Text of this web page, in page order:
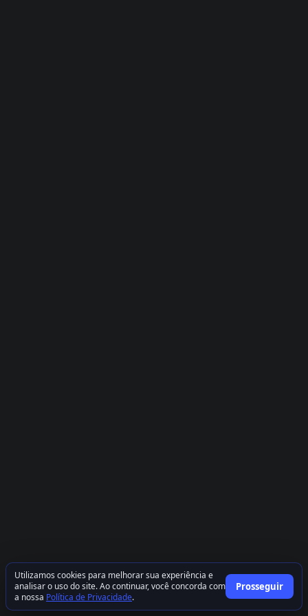
Utilizamos cookies para melhorar sua experiência e
analisar o uso do site. Ao continuar, você concorda com
a nossa Política de Privacidade.
Prosseguir